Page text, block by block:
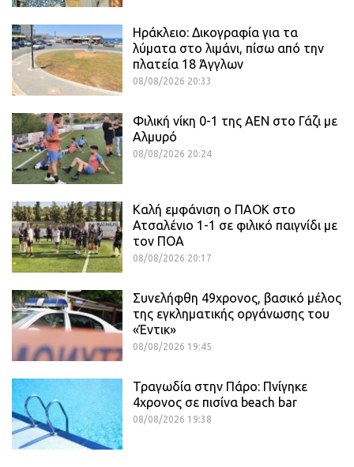
Ηράκλειο: Δικογραφία για τα
λύματα στο λιμάνι, πίσω από την
πλατεία 18 Άγγλων
08/08/2026 20:33
Φιλική νίκη 0-1 της ΑΕΝ στο Γάζι με
Αλμυρό
08/08/2026 20:24
Καλή εμφάνιση ο ΠΑΟΚ στο
Ατσαλένιο 1-1 σε φιλικό παιγνίδι με
τον ΠΟΑ
08/08/2026 20:17
Συνελήφθη 49χρονος, βασικό μέλος
της εγκληματικής οργάνωσης του
«Έντικ»
08/08/2026 19:45
Τραγωδία στην Πάρο: Πνίγηκε
4χρονος σε πισίνα beach bar
08/08/2026 19:38